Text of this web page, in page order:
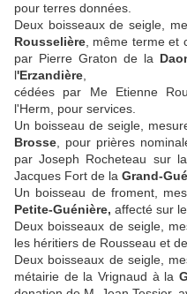
pour terres données.
Deux boisseaux de seigle,
Rousselière , même terme
par Pierre Graton de la
l'Erzandière
cédées par Me Etienne
l'Herm, pour services.
Un boisseau de seigle,
Brosse , pour prières
par Joseph Rocheteau sur
Jacques Fort de la Grand-
Un boisseau de froment,
Petite-Guénière, affecté sur
Deux boisseaux de seigle,
les héritiers de Rousseau et
Deux boisseaux de seigle,
métairie de la Vrignaud à la